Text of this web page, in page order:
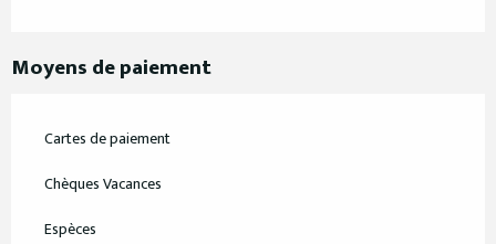
Moyens de paiement
Cartes de paiement
Chèques Vacances
Espèces